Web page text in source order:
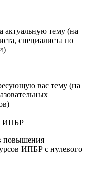
актуальную тему (на
специалиста по
вас тему (на
ИПБР
повышения
ИПБР с нулевого